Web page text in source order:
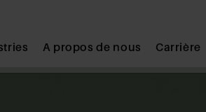
A propos de nous Carrière